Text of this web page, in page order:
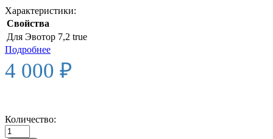
Характеристики:
Свойства
Для Эвотор 7,2 true
Подробнее
4 000 ₽
Количество: